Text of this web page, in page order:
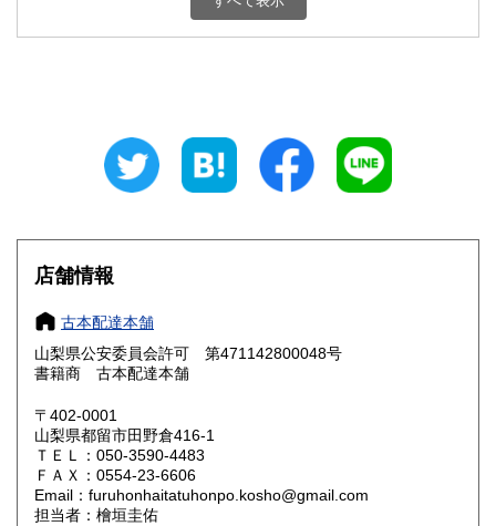
800円 三重県
大阪府
奈良県
鳥取県 800円 島根県
岡山県
山口県 800円
香川県 800円 愛媛県
店舗情報
古本配達本舗
山梨県公安委員会許可 第471142800048号
書籍商 古本配達本舗
〒402-0001
山梨県都留市田野倉416-1
ＴＥＬ：050-3590-4483
ＦＡＸ：0554-23-6606
Email：furuhonhaitatuhonpo.kosho@gmail.com
担当者：檜垣圭佑